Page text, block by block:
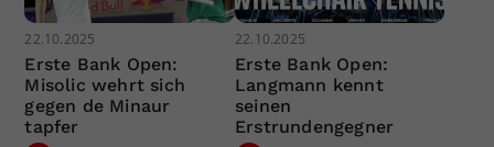
22.10.2025
Erste Bank Open:
Misolic wehrt sich
gegen de Minaur
tapfer
22.10.2025
Erste Bank Open:
Langmann kennt
seinen
Erstrundengegner